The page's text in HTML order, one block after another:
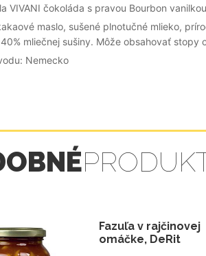
VIVANI čokoláda s pravou Bourbon
maslo, sušené plnotučné mlieko,
mliečnej sušiny. Môže obsahovať stopy
Nemecko
Fazuľa v rajčinovej
omáčke, DeRit